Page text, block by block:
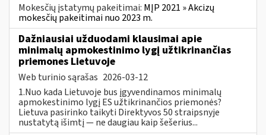
Mokesčių įstatymų pakeitimai: MĮP 2021 » Akcizų
mokesčių pakeitimai nuo 2023 m.
Dažniausiai užduodami klausimai apie
minimalų apmokestinimo lygį užtikrinančias
priemones Lietuvoje
Web turinio sąrašas 2026-03-12
1.Nuo kada Lietuvoje bus įgyvendinamos minimalų
apmokestinimo lygį ES užtikrinančios priemonės?
Lietuva pasirinko taikyti Direktyvos 50 straipsnyje
nustatytą išimtį — ne daugiau kaip šešerius...